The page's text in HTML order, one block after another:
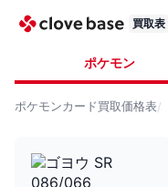
買取表
ポケモン
ポケモンカード買取価格表